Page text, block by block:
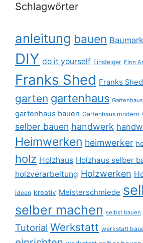
Schlagwörter
anleitung bauen
DIY do it yourself Einsteiger Finn
Franks Shed Franks
garten gartenhaus
gartenhaus bauen Gartenhaus modern
selber bauen handwerk
Heimwerken heimwerker
holz Holzhaus Holzhaus selber
holzverarbeitung Holzwerken
ideen kreativ Meisterschmiede
selber machen selbst bauen
Tutorial Werkstatt werkstatt